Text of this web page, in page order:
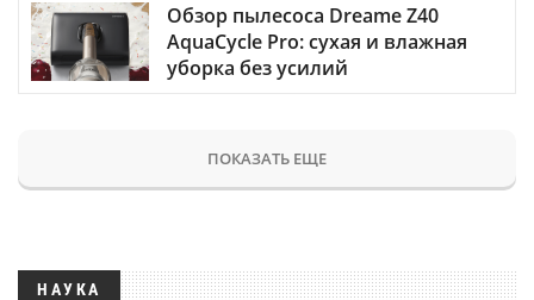
Обзор пылесоса Dreame Z40
AquaCycle Pro: сухая и влажная
уборка без усилий
ПОКАЗАТЬ ЕЩЕ
НАУКА